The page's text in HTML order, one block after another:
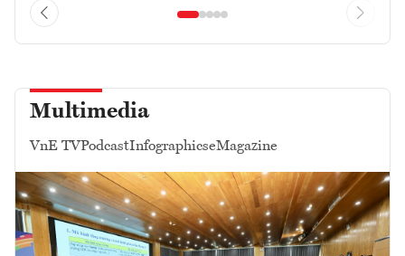
Multimedia
VnE TVPodcastInfographicseMagazine